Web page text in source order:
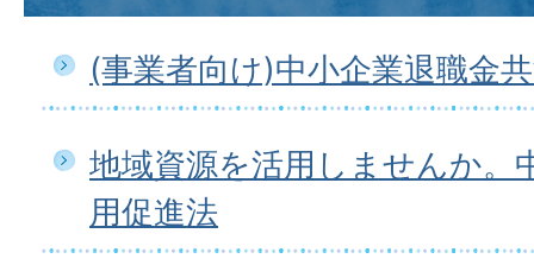
(事業者向け)中小企業退職金
地域資源を活用しませんか。
用促進法